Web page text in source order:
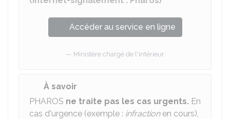
Accéder au service en ligne
Ministère chargé de l'intérieur
À savoir
PHAROS ne traite pas les cas urgents. En
cas d'urgence (exemple : infractionen cours),